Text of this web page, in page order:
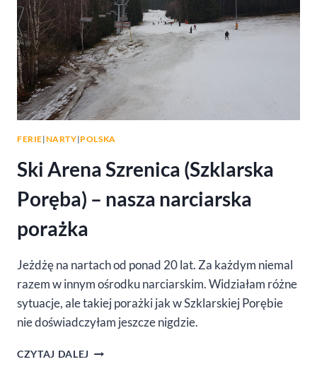
FERIE|NARTY|POLSKA
Ski Arena Szrenica (Szklarska
Poręba) – nasza narciarska
porażka
Jeżdżę na nartach od ponad 20 lat. Za każdym niemal
razem w innym ośrodku narciarskim. Widziałam różne
sytuacje, ale takiej porażki jak w Szklarskiej Porębie
nie doświadczyłam jeszcze nigdzie.
CZYTAJ DALEJ SKI